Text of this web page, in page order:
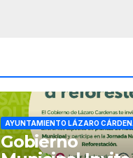
AYUNTAMIENTO LÁZARO
Gobierno